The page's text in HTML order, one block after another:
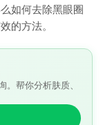
如何去除黑眼圈
的方法。
帮你分析肤质、